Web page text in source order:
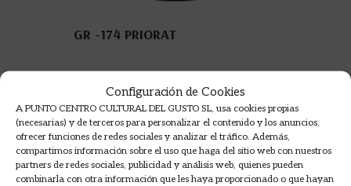
Configuración de Cookies
A PUNTO CENTRO CULTURAL DEL GUSTO SL, usa cookies propias
(necesarias) y de terceros para personalizar el contenido y los anuncios,
ofrecer funciones de redes sociales y analizar el tráfico. Además,
compartimos información sobre el uso que haga del sitio web con nuestros
partners de redes sociales, publicidad y análisis web, quienes pueden
combinarla con otra información que les haya proporcionado o que hayan
GR -174 PRIORAT
15,50€
AÑADIR A LA CESTA